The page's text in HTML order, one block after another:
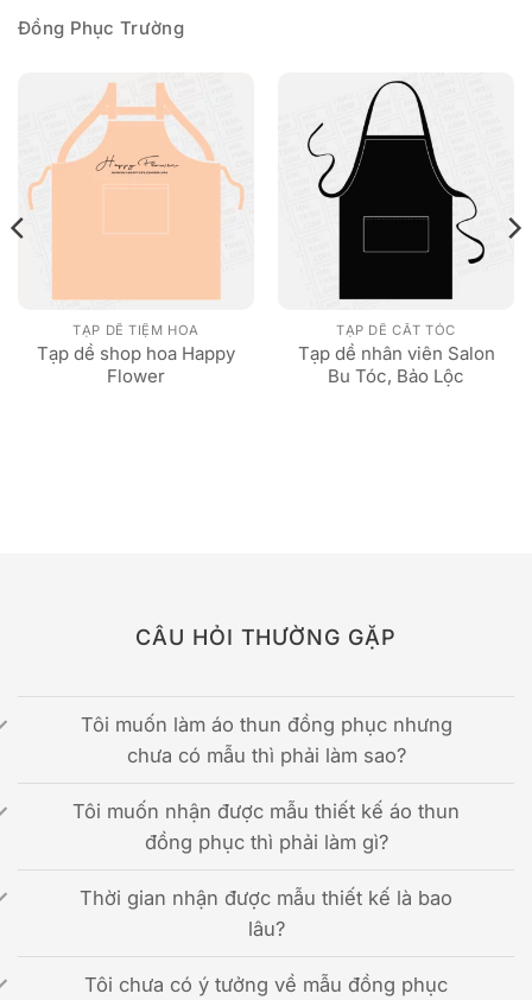
Đồng Phục Trường
TẠP DỀ TIỆM HOA
Tạp dề shop hoa Happy
Flower
TẠP DỀ CẮT TÓC
Tạp dề nhân viên Salon
Bu Tóc, Bảo Lộc
CÂU HỎI THƯỜNG GẶP
Tôi muốn làm áo thun đồng phục nhưng
chưa có mẫu thì phải làm sao?
Tôi muốn nhận được mẫu thiết kế áo thun
đồng phục thì phải làm gì?
Thời gian nhận được mẫu thiết kế là bao
lâu?
Tôi chưa có ý tưởng về mẫu đồng phục